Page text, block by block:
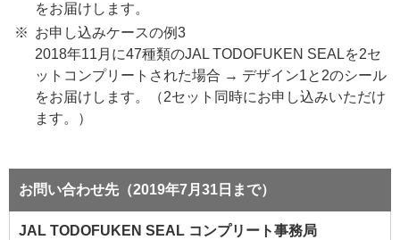
をお届けします。
お申し込みケースの例3
2018年11月に47種類のJAL TODOFUKEN SEALを2セ
ットコンプリートされた場合 → デザイン1と2のシール
をお届けします。（2セット同時にお申し込みいただけ
ます。）
お問い合わせ先（2019年7月31日まで）
JAL TODOFUKEN SEAL コンプリート事務局